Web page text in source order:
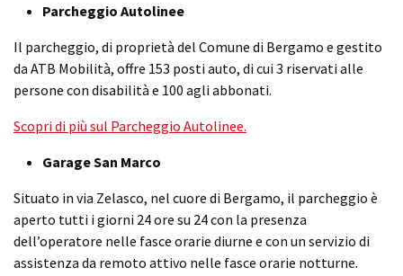
Parcheggio Autolinee
Il parcheggio, di proprietà del Comune di Bergamo e gestito
da ATB Mobilità, offre 153 posti auto, di cui 3 riservati alle
persone con disabilità e 100 agli abbonati.
Scopri di più sul Parcheggio Autolinee.
Garage San Marco
Situato in via Zelasco, nel cuore di Bergamo, il parcheggio è
aperto tutti i giorni 24 ore su 24 con la presenza
dell’operatore nelle fasce orarie diurne e con un servizio di
assistenza da remoto attivo nelle fasce orarie notturne.